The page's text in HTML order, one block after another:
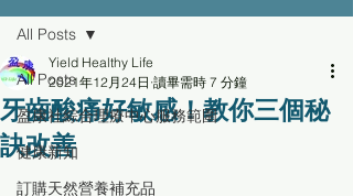
All Posts
盈康社綜合理療中心服務範圍
健康新知
訂購天然營養補充品
All Posts
牙齒酸痛好敏感！教你三個秘
訣改善
Yield Healthy Life
2021年12月24日 讀畢需時 7 分鐘